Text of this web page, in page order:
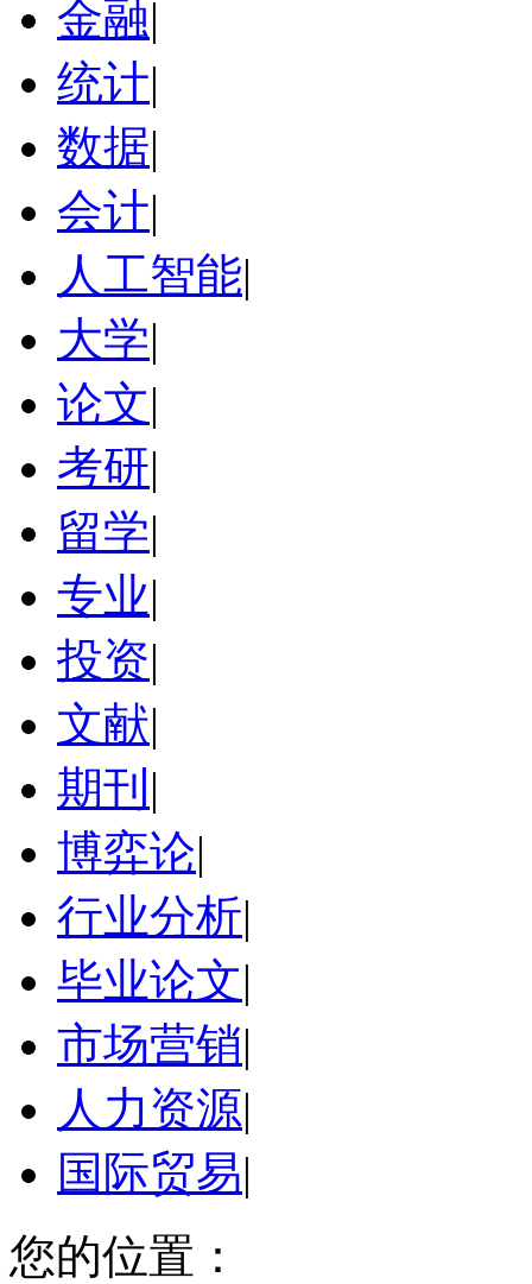
金融|
统计|
数据|
会计|
人工智能|
大学|
论文|
考研|
留学|
专业|
投资|
文献|
期刊 |
博弈论|
行业分析|
毕业论文|
市场营销|
人力资源|
国际贸易|
您的位置：